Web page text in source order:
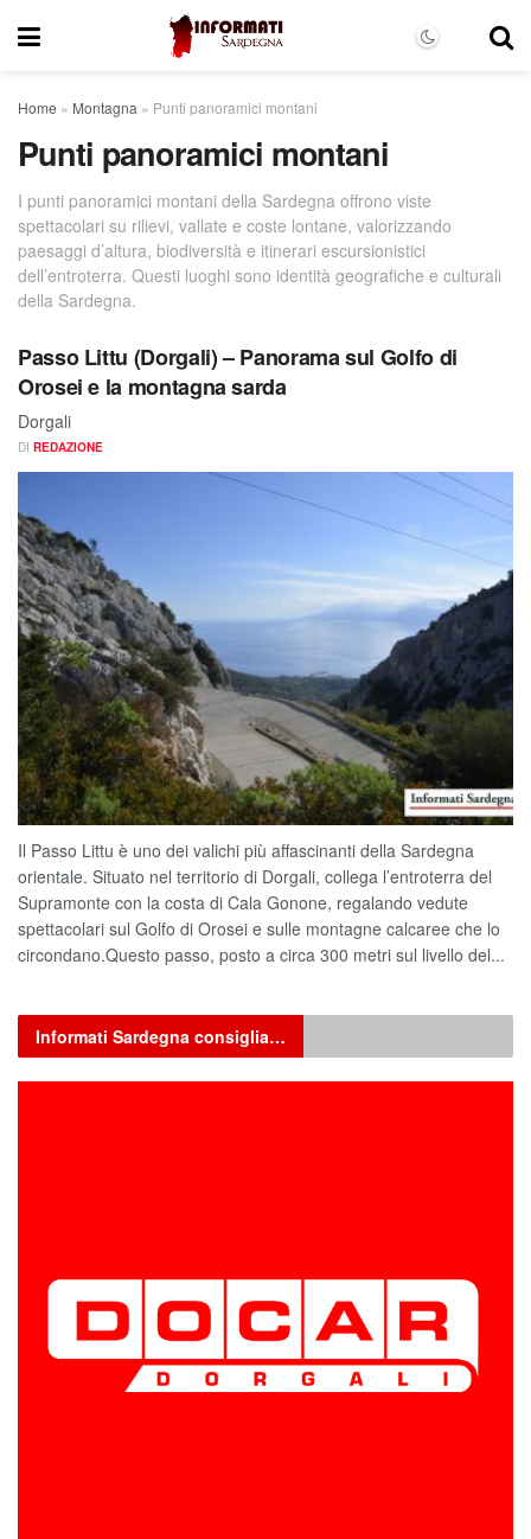
Home » Montagna » Punti panoramici montani
Punti panoramici montani
I punti panoramici montani della Sardegna offrono viste
spettacolari su rilievi, vallate e coste lontane, valorizzando
paesaggi d’altura, biodiversità e itinerari escursionistici
dell’entroterra. Questi luoghi sono identità geografiche e culturali
della Sardegna.
Passo Littu (Dorgali) – Panorama sul Golfo di
Orosei e la montagna sarda
Dorgali
DI REDAZIONE
Il Passo Littu è uno dei valichi più affascinanti della Sardegna
orientale. Situato nel territorio di Dorgali, collega l’entroterra del
Supramonte con la costa di Cala Gonone, regalando vedute
spettacolari sul Golfo di Orosei e sulle montagne calcaree che lo
circondano.Questo passo, posto a circa 300 metri sul livello del...
Informati Sardegna consiglia…